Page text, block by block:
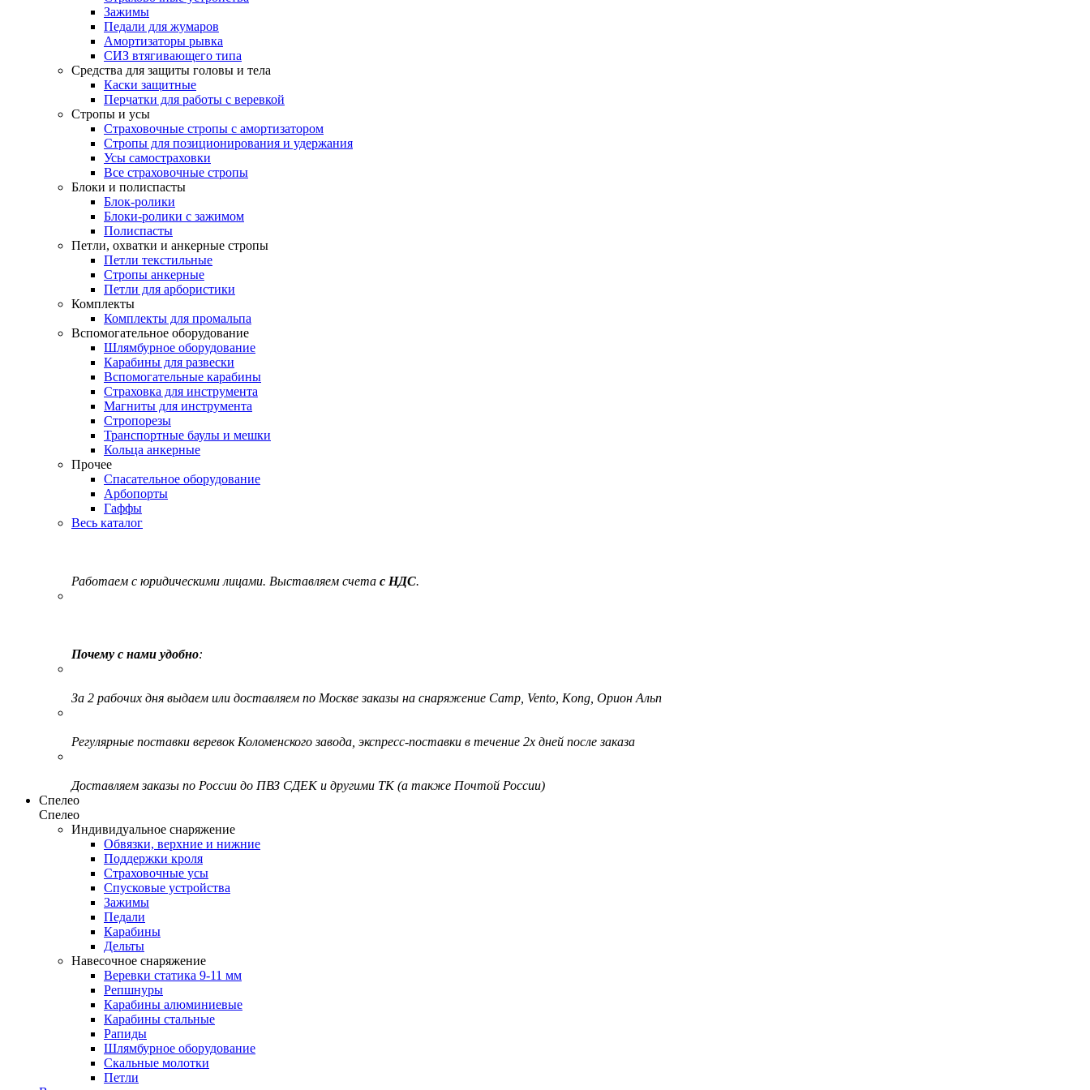
Зажимы
Педали для жумаров
Амортизаторы рывка
СИЗ втягивающего типа
Средства для защиты головы и тела
Каски защитные
Перчатки для работы с веревкой
Стропы и усы
Страховочные стропы с амортизатором
Стропы для позиционирования и удержания
Усы самостраховки
Все страховочные стропы
Блоки и полиспасты
Блок-ролики
Блоки-ролики с зажимом
Полиспасты
Петли, охватки и анкерные стропы
Петли текстильные
Стропы анкерные
Петли для арбористики
Комплекты
Комплекты для промальпа
Вспомогательное оборудование
Шлямбурное оборудование
Карабины для развески
Вспомогательные карабины
Страховка для инструмента
Магниты для инструмента
Стропорезы
Транспортные баулы и мешки
Кольца анкерные
Прочее
Спасательное оборудование
Арбопорты
Гаффы
Весь каталог
Работаем с юридическими лицами. Выставляем счета с НДС.
Почему с нами удобно:
За 2 рабочих дня выдаем или доставляем по Москве заказы на снаряжение Camp, Vento, Kong, Орион Альп
Регулярные поставки веревок Коломенского завода, экспресс-поставки в течение 2х дней после заказа
Доставляем заказы по России до ПВЗ СДЕК и другими ТК (а также Почтой России)
Спелео
Спелео
Индивидуальное снаряжение
Обвязки, верхние и нижние
Поддержки кроля
Страховочные усы
Спусковые устройства
Зажимы
Педали
Карабины
Дельты
Навесочное снаряжение
Веревки статика 9-11 мм
Репшнуры
Карабины алюминиевые
Карабины стальные
Рапиды
Шлямбурное оборудование
Скальные молотки
Петли